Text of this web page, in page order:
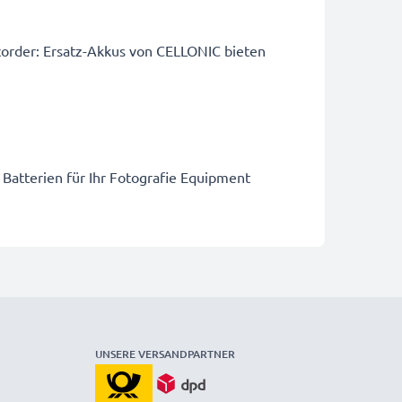
Ersatz-Akkus von CELLONIC bieten
Batterien für Ihr Fotografie Equipment
UNSERE VERSANDPARTNER